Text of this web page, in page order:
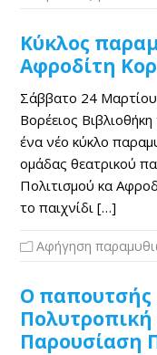
Κύκλος
Αφροδίτη
Σάββατο 24
Βορέειος
ένα νέο κύκλο
ομάδας θεατρικού
Πολιτισμού κα
το παιχνίδι […]
Αφήγηση
Ο παπουτσής
Πολυτροπική
Παρουσίαση